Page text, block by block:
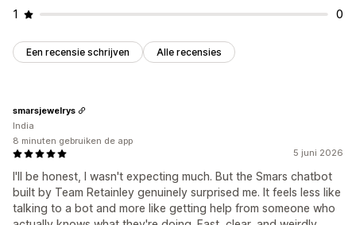
1
0
Een recensie schrijven Alle recensies
5 juni 2026
I'll be honest, I wasn't expecting much. But the Smars chatbot
built by Team Retainley genuinely surprised me. It feels less like
talking to a bot and more like getting help from someone who
smarsjewelrys
India
8 minuten gebruiken de app